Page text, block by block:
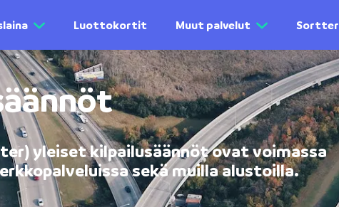
Luottokortit Muut palvelut Sortter
yleiset kilpailusäännöt ovat voimassa
sekä muilla alustoilla.